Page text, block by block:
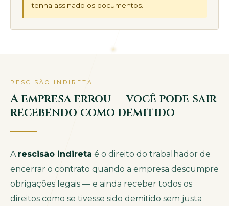
tenha assinado os documentos.
RESCISÃO INDIRETA
A empresa errou — você pode sair
recebendo como demitido
A rescisão indireta é o direito do trabalhador de
encerrar o contrato quando a empresa descumpre
obrigações legais — e ainda receber todos os
direitos como se tivesse sido demitido sem justa